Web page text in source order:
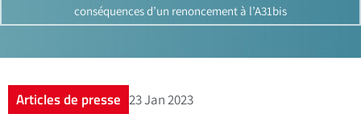
conséquences d’un renoncement à l’A31bis
Articles de presse 23 Jan 2023